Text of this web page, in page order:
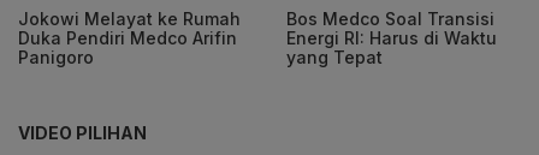
Jokowi Melayat ke Rumah
Duka Pendiri Medco Arifin
Panigoro
Bos Medco Soal Transisi
Energi RI: Harus di Waktu
yang Tepat
VIDEO PILIHAN